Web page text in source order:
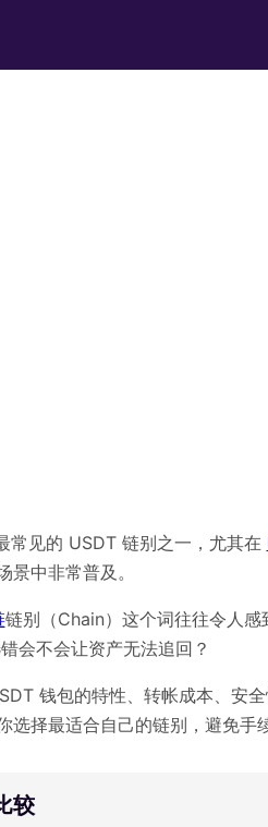
常见的 USDT 链别之一，尤其在
中非常普及。
链别（Chain）这个词往往令人
会不会让资产无法追回？
钱包的特性、转帐成本、安全
选择最适合自己的链别，避免手
较